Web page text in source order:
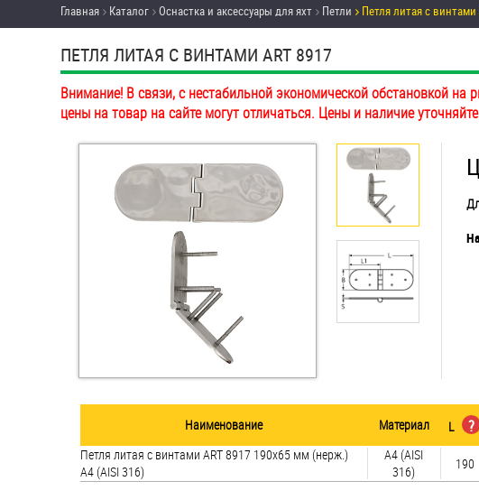
Товары со скидкой
Анкеры
Антивандальный крепёж,
инструмент
Болты и винты
Втулки
Дюймовый крепёж
Заклепки (Гайки-Заклепки)
метрической резьбой
Крюки, кольца с шурупной
Главная Каталог Оснастка и аксессуары для яхт Петли Петля литая с винтами
ПЕТЛЯ ЛИТАЯ С ВИНТАМИ ART 8917
Внимание! В связи, с нестабильной экономической обстановкой на
цены на товар на сайте могут отличаться. Цены и наличие
Наименование Материал L ?
Петля литая с винтами ART 8917 190х65 мм (нерж.)
A4 (AISI 316)
A4 (AISI
316)
190